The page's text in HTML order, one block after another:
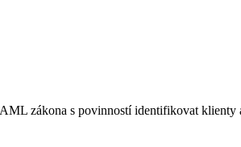
zákona s povinností identifikovat klienty